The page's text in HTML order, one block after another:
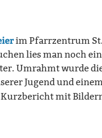
im Pfarrzentrum
lies man noch
Umrahmt wurde
Jugend und
mit